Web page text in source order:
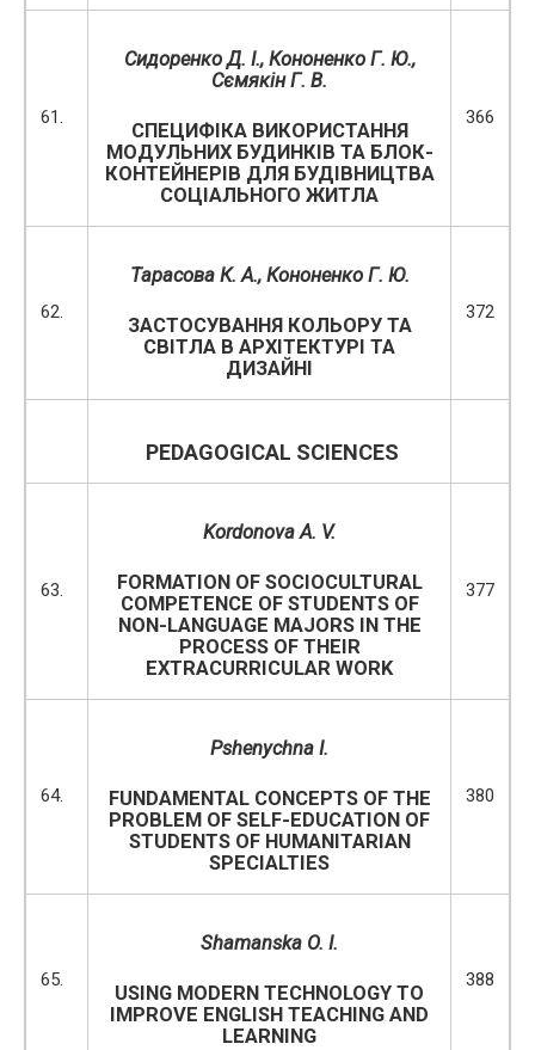
61.
Сидоренко Д. І., Кононенко Г. Ю.,
Сємякін Г. В.
СПЕЦИФІКА ВИКОРИСТАННЯ
МОДУЛЬНИХ БУДИНКІВ ТА БЛОК-
КОНТЕЙНЕРІВ ДЛЯ БУДІВНИЦТВА
СОЦІАЛЬНОГО ЖИТЛА
366
62.
Тарасова К. А., Кононенко Г. Ю.
ЗАСТОСУВАННЯ КОЛЬОРУ ТА
СВІТЛА В АРХІТЕКТУРІ ТА
ДИЗАЙНІ
372
PEDAGOGICAL SCIENCES
63.
Kordonova A. V.
FORMATION OF SOCIOCULTURAL
COMPETENCE OF STUDENTS OF
NON-LANGUAGE MAJORS IN THE
PROCESS OF THEIR
EXTRACURRICULAR WORK
377
64.
Pshenychna I.
FUNDAMENTAL CONCEPTS OF THE
PROBLEM OF SELF-EDUCATION OF
STUDENTS OF HUMANITARIAN
SPECIALTIES
380
65.
Shamanska O. I.
USING MODERN TECHNOLOGY TO
IMPROVE ENGLISH TEACHING AND
LEARNING
388